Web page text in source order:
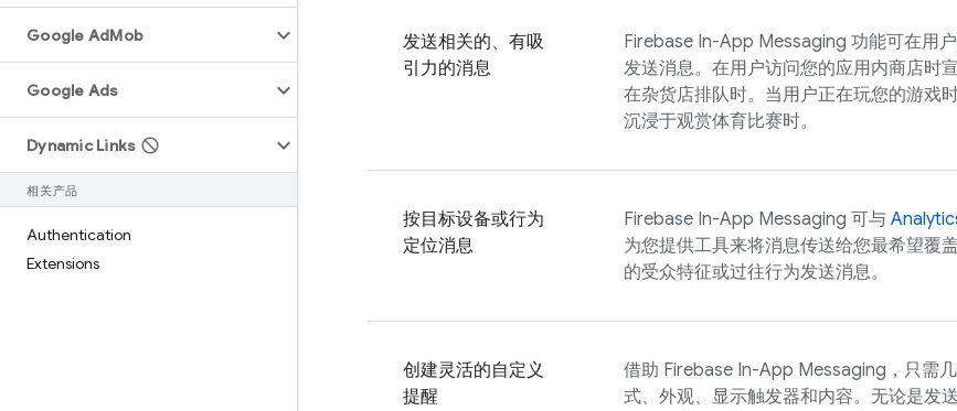
Google AdMob
Google Ads
Dynamic Links
相关产品
Authentication
Extensions
发送相关的、有吸
引力的消息
Firebase In-App Messaging 功能可在用
发送消息。在用户访问您的应用内商店时
在杂货店排队时。当用户正在玩您的游戏
沉浸于观赏体育比赛时。
按目标设备或行为
定位消息
Firebase In-App Messaging 可与
为您提供工具来将消息传送给您最希望覆
的受众特征或过往行为发送消息。
创建灵活的自定义
提醒
借助 Firebase In-App Messaging ，只需
式、外观、显示触发器和内容。无论是发